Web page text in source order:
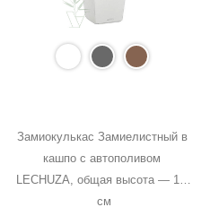
Замиокулькас Замиелистный в
кашпо с автополивом
LECHUZA, общая высота — 150
см